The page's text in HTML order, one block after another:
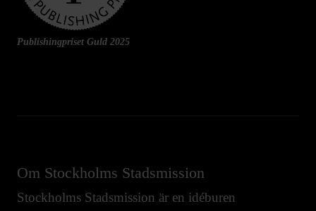
Publishingpriset Guld 2025
Om Stockholms Stadsmission
Stockholms Stadsmission är en idéburen